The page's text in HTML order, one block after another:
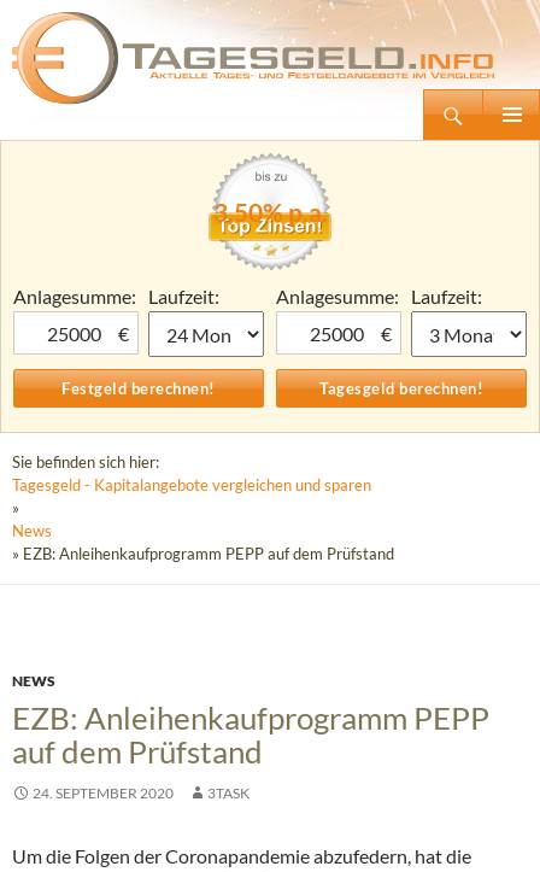
Tagesgeld.info – Tagesgeldkonten vergleichen und Tagesgeld-Zinsen berechnen
Zum
3,50% p.a.
Anlagesumme:
€
Laufzeit:
Anlagesumme:
€
Laufzeit:
Sie befinden sich hier:
Tagesgeld - Kapitalangebote vergleichen und sparen
»
News
» EZB: Anleihenkaufprogramm PEPP auf dem Prüfstand
NEWS
EZB: Anleihenkaufprogramm PEPP
auf dem Prüfstand
24. SEPTEMBER 2020 3TASK
Um die Folgen der Coronapandemie abzufedern, hat die